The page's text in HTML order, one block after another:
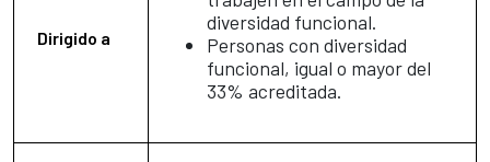
Dirigido a
diversidad funcional.
Personas con diversidad
funcional, igual o mayor del
33% acreditada.